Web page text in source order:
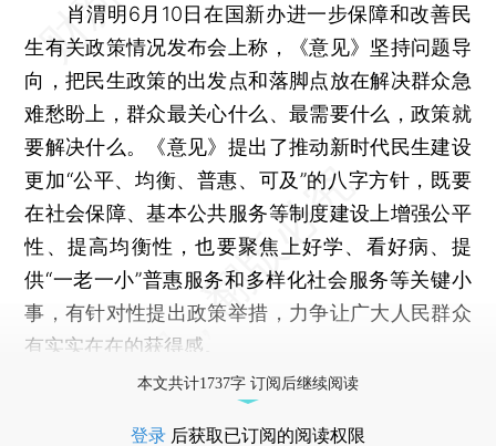
肖渭明6月10日在国新办进一步保障和改善民
生有关政策情况发布会上称，《意见》坚持问题导
向，把民生政策的出发点和落脚点放在解决群众急
难愁盼上，群众最关心什么、最需要什么，政策就
要解决什么。《意见》提出了推动新时代民生建设
更加“公平、均衡、普惠、可及”的八字方针，既要
在社会保障、基本公共服务等制度建设上增强公平
性、提高均衡性，也要聚焦上好学、看好病、提
供“一老一小”普惠服务和多样化社会服务等关键小
事，有针对性提出政策举措，力争让广大人民群众
有实实在在的获得感。
本文共计1737字 订阅后继续阅读
登录 后获取已订阅的阅读权限